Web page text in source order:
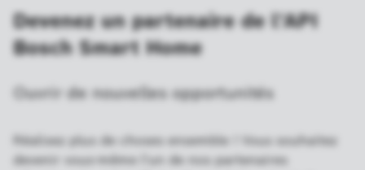
Devenez un partenaire de l'API
Bosch Smart Home
Ouvrir de nouvelles opportunités
Réalisez plus de choses ensemble ! Vous souhaitez
devenir vous-même l'un de nos partenaires